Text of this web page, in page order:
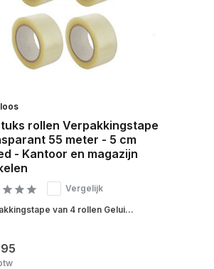
rollen Verpakkingstape
55 meter - 5 cm
- Kantoor en magazijn
Vergelijk
van 4 rollen Gelui...